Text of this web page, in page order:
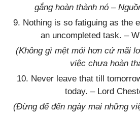
gắng hoàn thành nó –
9. Nothing is so fatiguing as the
an uncompleted task. –
(Không gì mệt mỏi hơn cứ mãi
việc chưa hoàn
10. Never leave that till
today. – Lord
(Đừng để đến ngày mai những